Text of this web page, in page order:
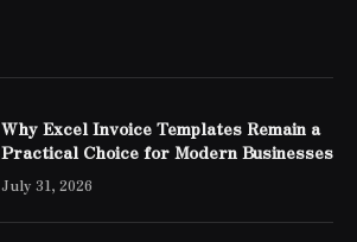
Why Excel Invoice Templates Remain a
Practical Choice for Modern Businesses
July 31, 2026